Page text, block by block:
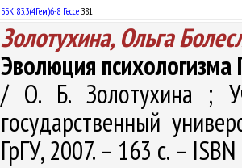
ББК 83.3(4Гем)6-8 Гессе З81
Золотухина, Ольга
Эволюция психологизма
/ О. Б. Золотухина ;
государственный
ГрГУ, 2007. – 163 с. –